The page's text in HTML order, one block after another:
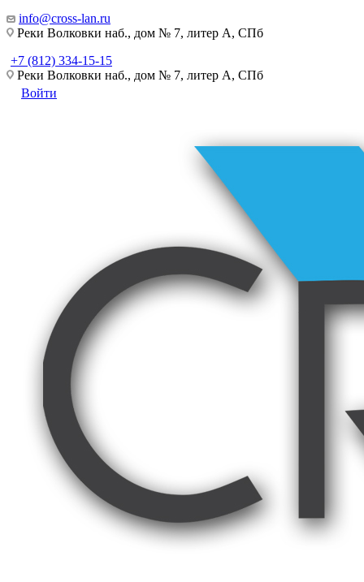
info@cross-lan.ru
Реки Волковки наб., дом № 7, литер А, СПб
+7 (812) 334-15-15
Реки Волковки наб., дом № 7, литер А, СПб
Войти